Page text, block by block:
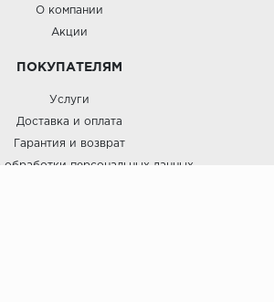
О компании
Акции
ПОКУПАТЕЛЯМ
Услуги
Доставка и оплата
Гарантия и возврат
обработки персональных данных